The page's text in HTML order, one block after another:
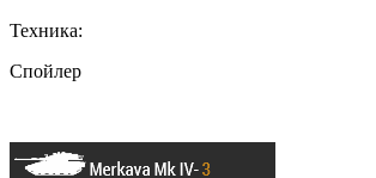
Техника:
Спойлер